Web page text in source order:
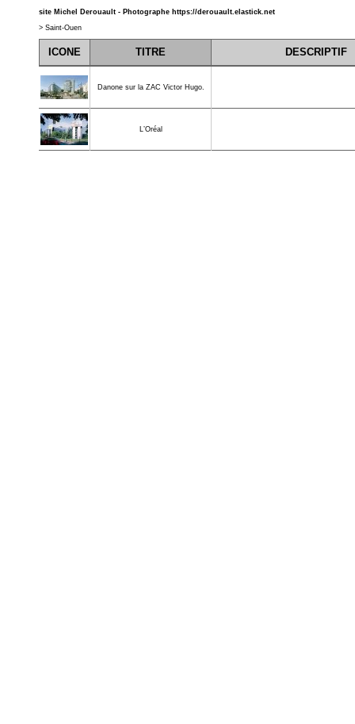
site Michel Derouault - Photographe https://derouault.elastick.net
> Saint-Ouen
ICONE TITRE DESCRIPTIF
Danone sur la ZAC Victor Hugo.
L’Oréal